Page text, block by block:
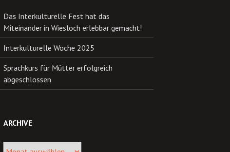
Das Interkulturelle Fest hat das
Miteinander in Wiesloch erlebbar gemacht!
Interkulturelle Woche 2025
Sprachkurs für Mütter erfolgreich
abgeschlossen
ARCHIVE
Archive